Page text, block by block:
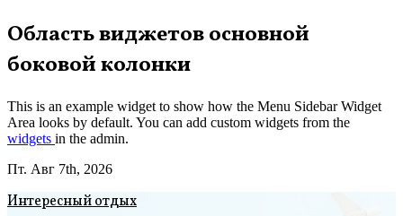
Перейти
к
содержимому
Область виджетов основной
боковой колонки
This is an example widget to show how the Menu Sidebar Widget
Area looks by default. You can add custom widgets from the
widgets in the admin.
Пт. Авг 7th, 2026
Интересный отдых